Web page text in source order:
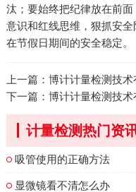
汰；要始终把纪律放在前
意识和红线思维，狠抓安
在节假日期间的安全稳定。
上一篇： 博计计量检测技
下一篇： 博计计量检测技
计量检测热门资
吸管使用的正确方法
显微镜看不清怎么办